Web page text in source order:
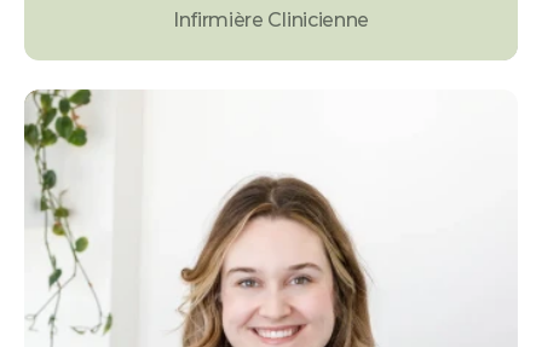
Infirmière Clinicienne